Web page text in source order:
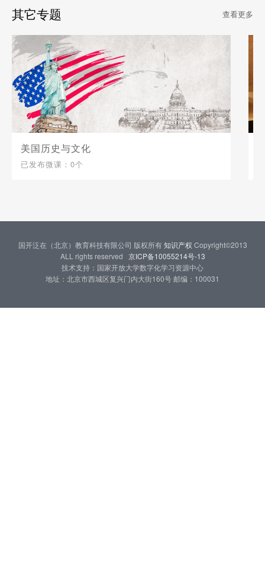
查看更多
其它专题
美国历史与文化
已发布微课：0个
国开泛在（北京）教育科技有限公司 版权所有知识产权 Copyright©2013
ALL rights reserved 京ICP备10055214号-13
技术支持：国家开放大学数字化学习资源中心
地址：北京市西城区复兴门内大街160号 邮编：100031